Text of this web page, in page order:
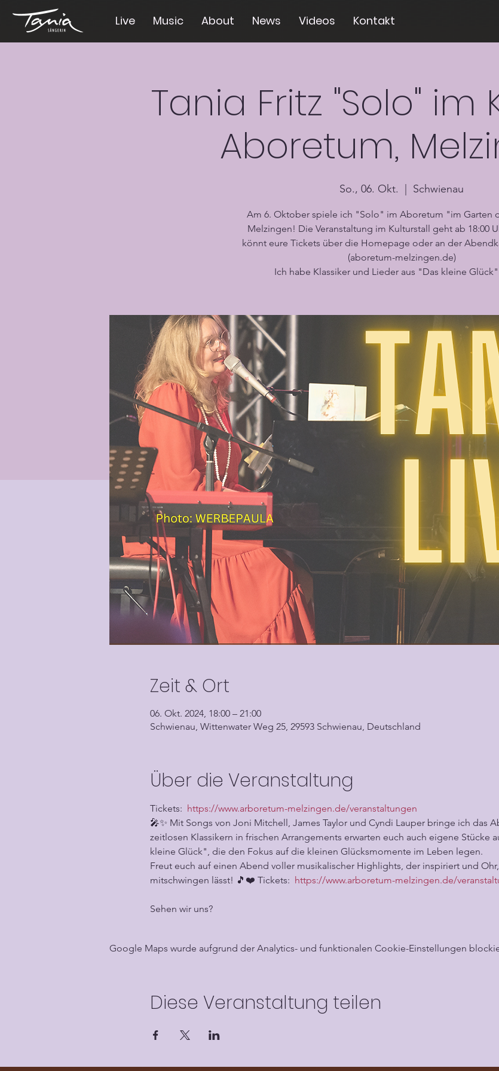
Live Music About News Videos Kontakt
Tania Fritz "Solo" im
Aboretum,
So., 06. Okt. Schwienau
Am 6. Oktober spiele ich "Solo" im Aboretum "im Garten
Melzingen! Die Veranstaltung im Kulturstall geht ab 18:00
könnt eure Tickets über die Homepage oder an der
(aboretum-melzingen.de)
Ich habe Klassiker und Lieder aus "Das kleine
Zeit & Ort
06. Okt. 2024, 18:00 – 21:00
Schwienau, Wittenwater Weg 25, 29593 Schwienau, Deutschland
Über die Veranstaltung
Tickets: https://www.arboretum-melzingen.de/veranstaltungen
🎤✨ Mit Songs von Joni Mitchell, James Taylor und Cyndi Lauper bringe ich das
zeitlosen Klassikern in frischen Arrangements erwarten euch auch eigene Stücke
kleine Glück", die den Fokus auf die kleinen Glücksmomente im Leben legen.
Freut euch auf einen Abend voller musikalischer Highlights, der inspiriert und
mitschwingen lässt! 🎵❤️ Tickets: https://www.arboretum-melzingen.de/
Sehen wir uns?
Google Maps wurde aufgrund der Analytics- und funktionalen Cookie-Einstellungen
Diese Veranstaltung teilen